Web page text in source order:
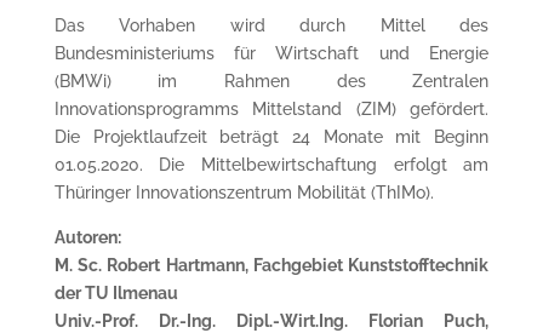
Das Vorhaben wird durch Mittel des
Bundesministeriums für Wirtschaft und Energie
(BMWi) im Rahmen des Zentralen
Innovationsprogramms Mittelstand (ZIM) gefördert.
Die Projektlaufzeit beträgt 24 Monate mit Beginn
01.05.2020. Die Mittelbewirtschaftung erfolgt am
Thüringer Innovationszentrum Mobilität (ThIMo).
Autoren:
M. Sc. Robert Hartmann, Fachgebiet Kunststofftechnik
der TU Ilmenau
Univ.-Prof. Dr.-Ing. Dipl.-Wirt.Ing. Florian Puch,